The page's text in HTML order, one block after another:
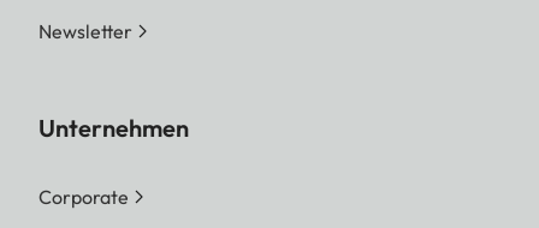
Newsletter
Unternehmen
Corporate